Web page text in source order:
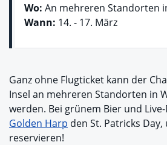
Wo: An mehreren Standorten
Wann: 14. - 17. März
Ganz ohne Flugticket kann der
Insel an mehreren Standorten in
werden. Bei grünem Bier und
Golden Harp den St. Patricks
reservieren!